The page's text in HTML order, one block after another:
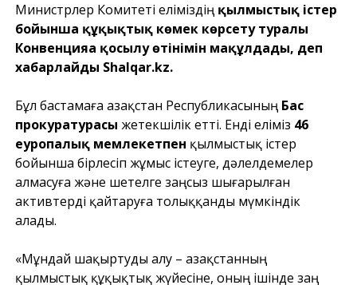
Министрлер Комитеті еліміздің қылмыстық істер
бойынша құқықтық көмек көрсету туралы
Конвенцияға қосылу өтінімін мақұлдады, деп
хабарлайды Shalqar.kz.
Бұл бастамаға Қазақстан Республикасының Бас
прокуратурасы жетекшілік етті. Енді еліміз 46
еуропалық мемлекетпен қылмыстық істер
бойынша бірлесіп жұмыс істеуге, дәлелдемелер
алмасуға және шетелге заңсыз шығарылған
активтерді қайтаруға толыққанды мүмкіндік
алады.
«Мұндай шақыртуды алу – Қазақстанның
қылмыстық құқықтық жүйесіне, оның ішінде заң